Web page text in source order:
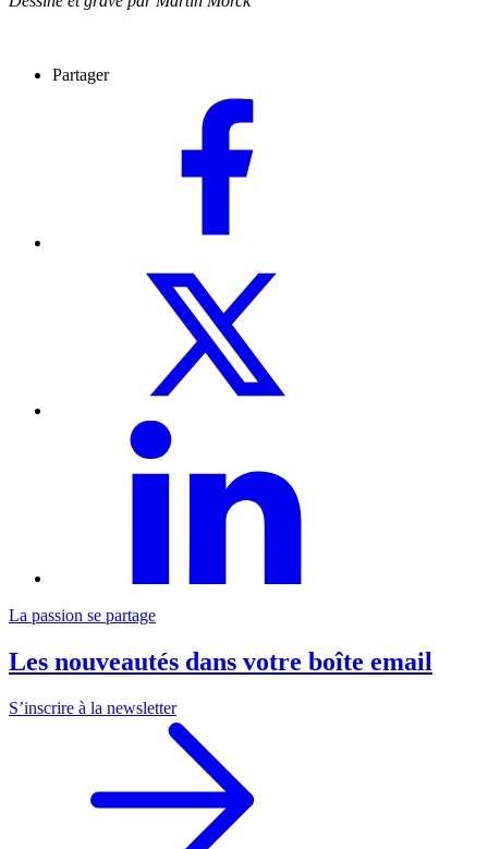
Partager
La passion se partage
Les nouveautés dans votre boîte email
S’inscrire à la newsletter